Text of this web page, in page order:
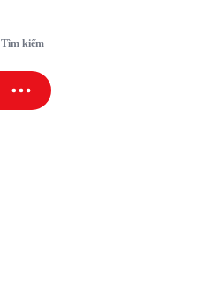
Tìm kiếm
SAO SPORT